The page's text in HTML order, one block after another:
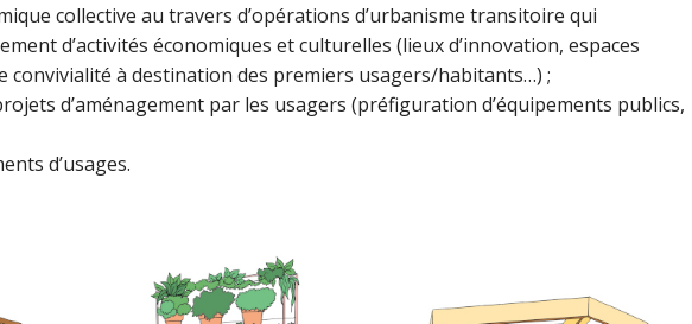
collective au travers d’opérations d’urbanisme transitoire qui
d’activités économiques et culturelles (lieux d’innovation, espaces
convivialité à destination des premiers usagers/habitants…) ;
d’aménagement par les usagers (préfiguration d’équipements publics,
d’usages.